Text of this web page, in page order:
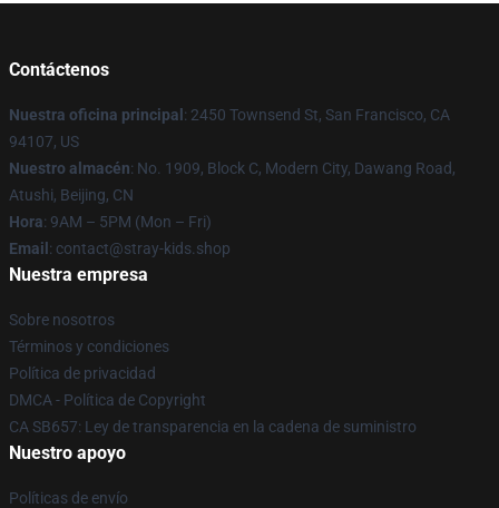
Contáctenos
Nuestra oficina principal : 2450 Townsend St, San Francisco, CA
94107, US
Nuestro almacén: No. 1909, Block C, Modern City, Dawang Road,
Atushi, Beijing, CN
Hora: 9AM – 5PM (Mon – Fri)
Email : contact@stray-kids.shop
Nuestra empresa
Sobre nosotros
Términos y condiciones
Política de privacidad
DMCA - Política de Copyright
CA SB657: Ley de transparencia en la cadena de suministro
Nuestro apoyo
Políticas de envío